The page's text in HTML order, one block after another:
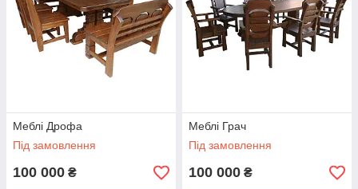
Меблі Дрофа
Під замовлення
100 000 ₴
Меблі Грач
Під замовлення
100 000 ₴